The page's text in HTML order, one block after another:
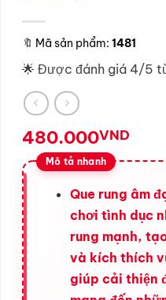
🔖 Mã sản phẩm: 1481
🌟 Được đánh giá 4/5
480.000VND
Que rung âm
chơi tình dục
rung mạnh,
và kích thích
giúp cải thiện